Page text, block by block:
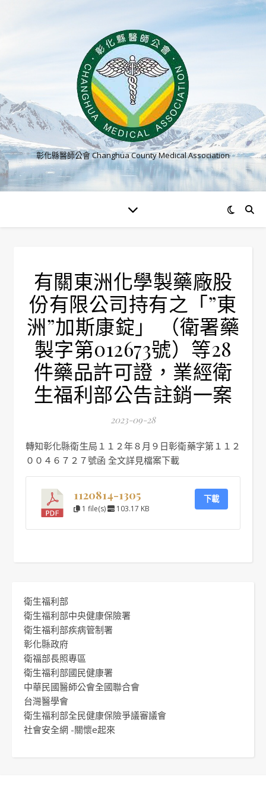
彰化縣醫師公會 Changhua County Medical Association
有關東洲化學製藥廠股
份有限公司持有之「”東
洲”加斯康錠」 （衛署藥
製字第012673號）等28
件藥品許可證，業經衛
生福利部公告註銷一案
2023-09-28
轉知彰化縣衛生局１１２年８月９日彰衛藥字第１１２
００４６７２７號函 全文詳見檔案下載
1120814-1305
1 file(s) 103.17 KB
下載
衛生福利部
衛生福利部中央健康保險署
衛生福利部疾病管制署
彰化縣政府
衛福部長照專區
衛生福利部國民健康署
中華民國醫師公會全國聯合會
台灣醫學會
衛生福利部全民健康保險爭議審議會
社會安全網 -關懷e起來